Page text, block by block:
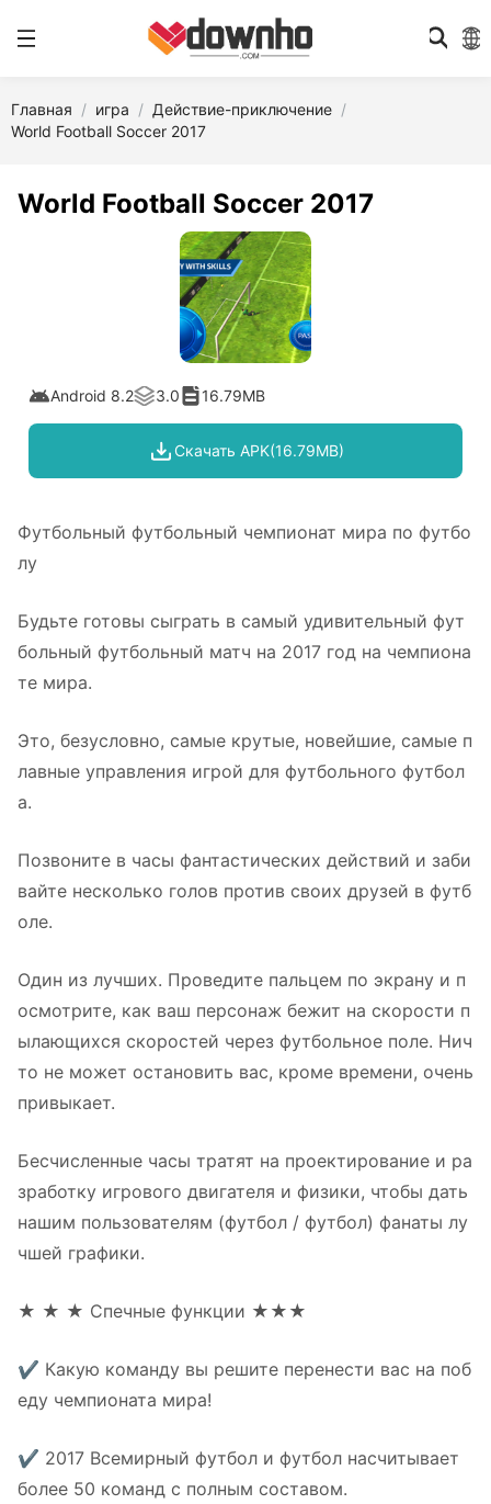
Главная игра
Действие-приключение
World Football Soccer 2017
World Football Soccer 2017
Android 8.2 3.0 16.79MB
Скачать APK(16.79MB)
Футбольный футбольный чемпионат мира по футбо
лу
Будьте готовы сыграть в самый удивительный фут
больный футбольный матч на 2017 год на чемпиона
те мира.
Это, безусловно, самые крутые, новейшие, самые п
лавные управления игрой для футбольного футбол
а.
Позвоните в часы фантастических действий и заби
вайте несколько голов против своих друзей в футб
оле.
Один из лучших. Проведите пальцем по экрану и п
осмотрите, как ваш персонаж бежит на скорости п
ылающихся скоростей через футбольное поле. Нич
то не может остановить вас, кроме времени, очень
привыкает.
Бесчисленные часы тратят на проектирование и ра
зработку игрового двигателя и физики, чтобы дать
нашим пользователям (футбол / футбол) фанаты лу
чшей графики.
★ ★ ★ Спечные функции ★★★
✔ Какую команду вы решите перенести вас на поб
еду чемпионата мира!
✔ 2017 Всемирный футбол и футбол насчитывает
более 50 команд с полным составом.